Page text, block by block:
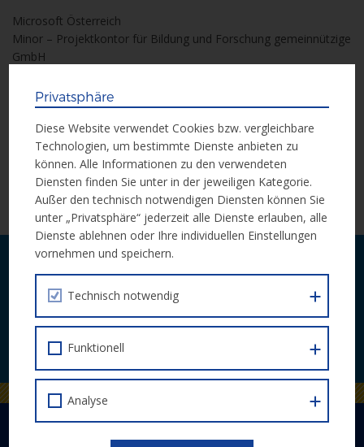
Microsoft Österreich
Minor – Projektkontor für Bildung und Forschung gemeinnützige
GmbH
Podiumsdiskussion
Moderation: Melisa Erkurt, Falter
Infos zu Programm und Anmeldung
Laufende Neuigkeiten zu Calls und
Veranstaltungen bequem per E-Mail.
DER EUROPÄISCHE SOZIALFONDS PLUS
Privatsphäre
Diese Website verwendet Cookies bzw. vergleichbare
Technologien, um bestimmte Dienste anbieten zu
können. Alle Informationen zu den verwendeten
Diensten finden Sie unter in der jeweiligen Kategorie.
Außer den technisch notwendigen Diensten können Sie
unter „Privatsphäre“ jederzeit alle Dienste erlauben, alle
Dienste ablehnen oder Ihre individuellen Einstellungen
vornehmen und speichern.
Technisch notwendig
Funktionell
Analyse